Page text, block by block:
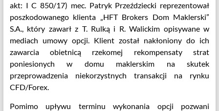
akt: I C 850/17) mec. Patryk Przeździecki reprezentował
poszkodowanego klienta „HFT Brokers Dom Maklerski”
S.A., który zawarł z T. Rulką i R. Walickim opisywane w
mediach umowy opcji. Klient został nakłoniony do ich
zawarcia obietnicą rzekomej rekompensaty strat
poniesionych w domu maklerskim na skutek
przeprowadzenia niekorzystnych transakcji na rynku
CFD/Forex.
Pomimo upływu terminu wykonania opcji pozwani